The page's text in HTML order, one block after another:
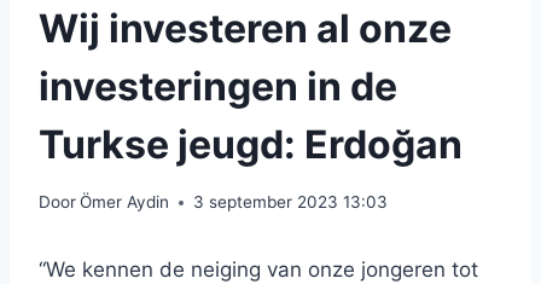
Wij investeren al onze
investeringen in de
Turkse jeugd: Erdoğan
DoorÖmer Aydin 3 september 2023 13:03
“We kennen de neiging van onze jongeren tot